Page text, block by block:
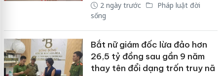
2 ngày trước
Pháp luật đời
sống
Bắt nữ giám đốc lừa đảo hơn
26,5 tỷ đồng sau gần 9 năm
thay tên đổi dạng trốn truy nã